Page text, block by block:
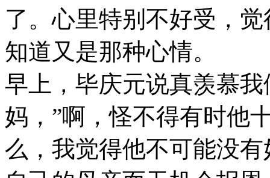
了。心里特别不好受，
知道又是那种心情。
早上，毕庆元说真羡慕
妈，”啊，怪不得有时他
么，我觉得他不可能没